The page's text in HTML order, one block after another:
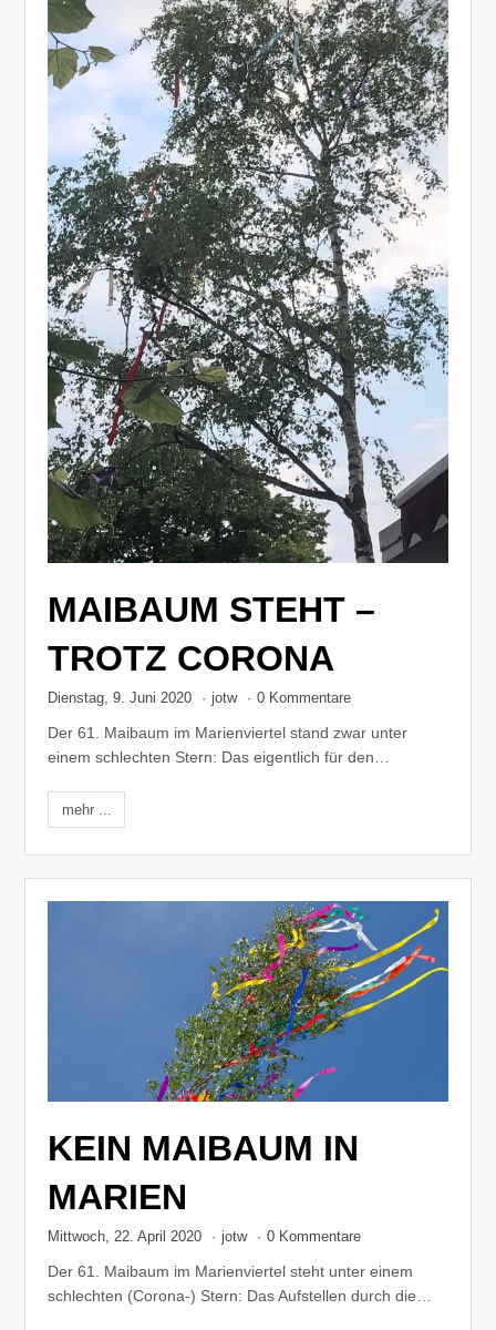
MAIBAUM STEHT –
TROTZ CORONA
Dienstag, 9. Juni 2020 · jotw · 0 Kommentare
Der 61. Maibaum im Marienviertel stand zwar unter
einem schlechten Stern: Das eigentlich für den…
mehr ...
KEIN MAIBAUM IN
MARIEN
Mittwoch, 22. April 2020 · jotw · 0 Kommentare
Der 61. Maibaum im Marienviertel steht unter einem
schlechten (Corona-) Stern: Das Aufstellen durch die…